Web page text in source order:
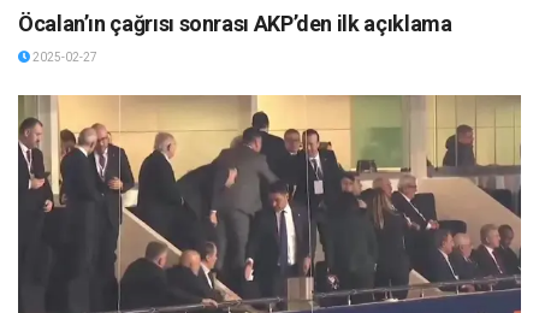
Öcalan’ın çağrısı sonrası AKP’den ilk açıklama
2025-02-27